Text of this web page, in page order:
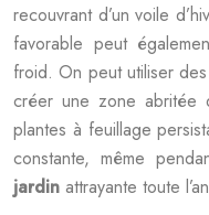
recouvrant d’un voile
favorable peut
froid. On peut utiliser
créer une zone abritée
plantes à feuillage
constante, même
jardin attrayante toute